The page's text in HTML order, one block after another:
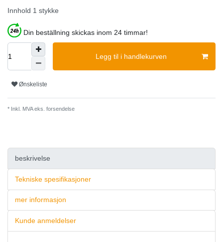
Innhold 1 stykke
Din beställning skickas inom 24 timmar!
Legg til i handlekurven
Ønskeliste
* Inkl. MVA eks. forsendelse
beskrivelse
Tekniske spesifikasjoner
mer informasjon
Kunde anmeldelser